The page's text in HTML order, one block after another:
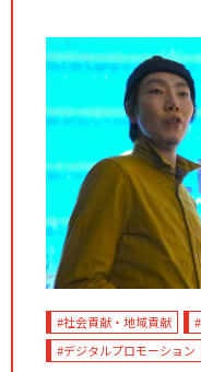
#社会貢献・地域貢献
#デジタルプロモーション